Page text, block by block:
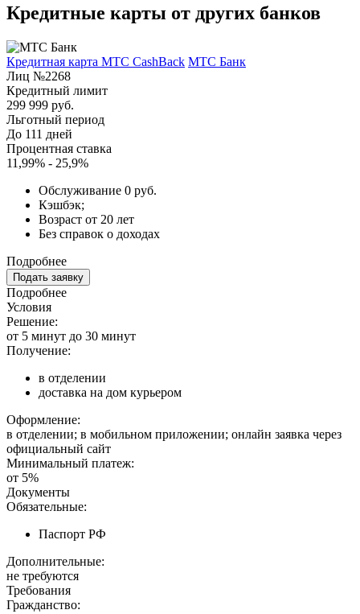
Кредитные карты от других банков
Кредитная карта МТС CashBack МТС Банк
Лиц №2268
Кредитный лимит
299 999 руб.
Льготный период
До 111 дней
Процентная ставка
11,99% - 25,9%
Обслуживание 0 руб.
Кэшбэк;
Возраст от 20 лет
Без справок о доходах
Подробнее
Подать заявку
Подробнее
Условия
Решение:
от 5 минут до 30 минут
Получение:
в отделении
доставка на дом курьером
Оформление:
в отделении; в мобильном приложении; онлайн заявка через
официальный сайт
Минимальный платеж:
от 5%
Документы
Обязательные:
Паспорт РФ
Дополнительные:
не требуются
Требования
Гражданство: